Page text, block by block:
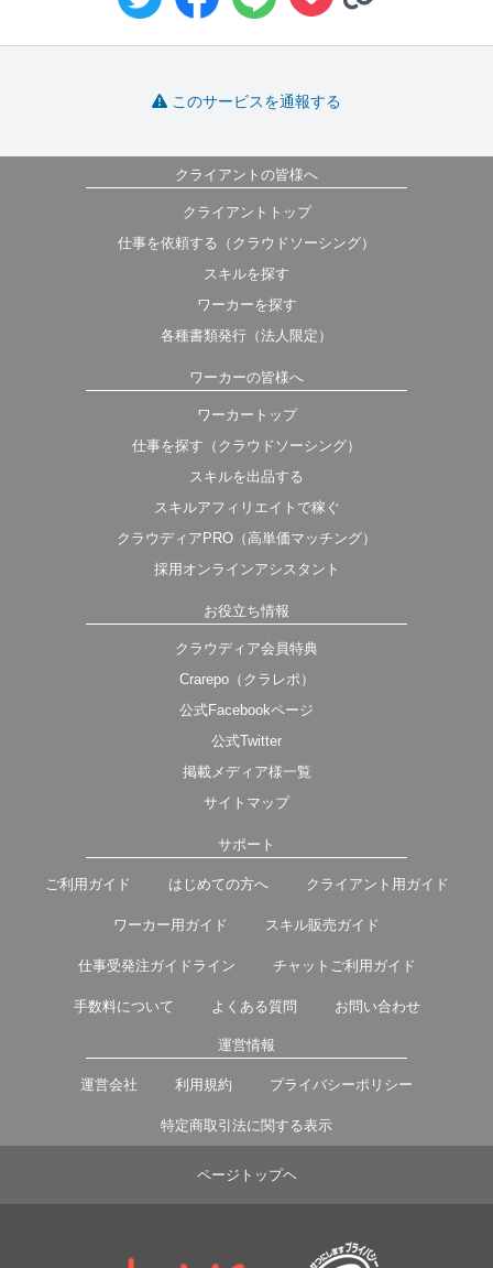
このサービスを通報する
クライアントの皆様へ
クライアントトップ
仕事を依頼する（クラウドソーシング）
スキルを探す
ワーカーを探す
各種書類発行（法人限定）
ワーカーの皆様へ
ワーカートップ
仕事を探す（クラウドソーシング）
スキルを出品する
スキルアフィリエイトで稼ぐ
クラウディアPRO（高単価マッチング）
採用オンラインアシスタント
お役立ち情報
クラウディア会員特典
Crarepo（クラレポ）
公式Facebookページ
公式Twitter
掲載メディア様一覧
サイトマップ
サポート
ご利用ガイド はじめての方へ クライアント用ガイド
ワーカー用ガイド スキル販売ガイド
仕事受発注ガイドライン チャットご利用ガイド
手数料について よくある質問 お問い合わせ
運営情報
運営会社 利用規約 プライバシーポリシー
特定商取引法に関する表示
ページトップヘ